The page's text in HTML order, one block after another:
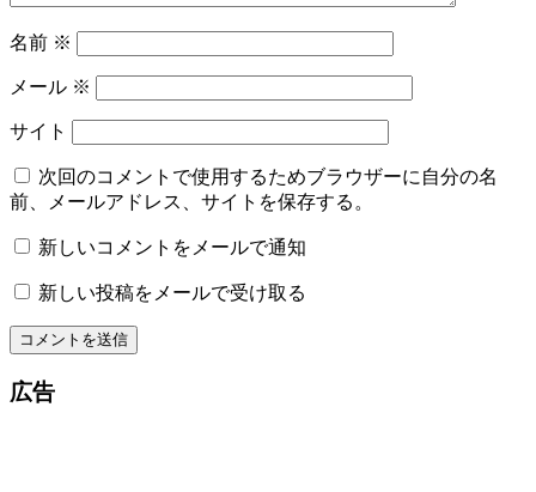
名前 ※
メール ※
サイト
次回のコメントで使用するためブラウザーに自分の名
前、メールアドレス、サイトを保存する。
新しいコメントをメールで通知
新しい投稿をメールで受け取る
広告